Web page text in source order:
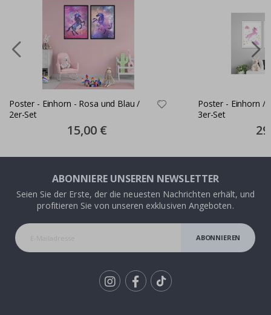
Poster - Einhorn - Rosa und Blau /
2er-Set
Special
Price
15,00 €
Poster - Einhorn /
3er-Set
ABONNIERE UNSEREN NEWSLETTER
Seien Sie der Erste, der die neuesten Nachrichten erhält, und
profitieren Sie von unseren exklusiven Angeboten.
ABONNIEREN